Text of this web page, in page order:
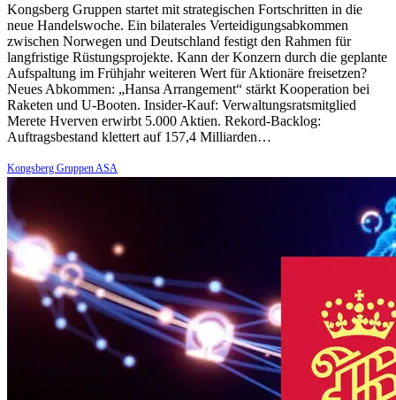
Kongsberg Gruppen startet mit strategischen Fortschritten in die
neue Handelswoche. Ein bilaterales Verteidigungsabkommen
zwischen Norwegen und Deutschland festigt den Rahmen für
langfristige Rüstungsprojekte. Kann der Konzern durch die geplante
Aufspaltung im Frühjahr weiteren Wert für Aktionäre freisetzen?
Neues Abkommen: „Hansa Arrangement“ stärkt Kooperation bei
Raketen und U-Booten. Insider-Kauf: Verwaltungsratsmitglied
Merete Hverven erwirbt 5.000 Aktien. Rekord-Backlog:
Auftragsbestand klettert auf 157,4 Milliarden…
Kongsberg Gruppen ASA